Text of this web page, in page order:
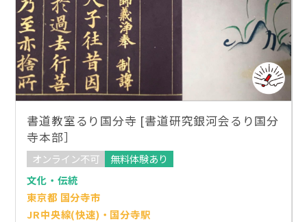
書道教室るり国分寺 [書道研究銀河会るり国分
寺本部］
オンライン不可
無料体験あり
文化・伝統
東京都 国分寺市
JR中央線(快速)・国分寺駅